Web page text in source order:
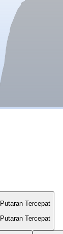
Putaran Tercepat
Putaran Tercepat